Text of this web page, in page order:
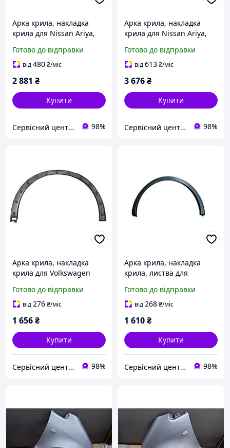
Арка крила, накладка
крила для Nissan Ariya,
5MR5A
Готово до відправки
від480₴/міс
2 881 ₴
Купити
Сервісний центр Екран 98%
Арка крила, накладка
крила для Nissan Ariya,
Готово до відправки
від613₴/міс
3 676₴
Купити
Сервісний центр Екран 98%
Арка крила, накладка
крила для Volkswagen
817-9B9
Готово до відправки
від276₴/міс
1 656₴
Купити
Сервісний центр Екран 98%
Арка крила, накладка
крила, листва для
права, 11A-853-718-F-9B9
Готово до відправки
від268₴/міс
1 610₴
Купити
Сервісний центр Екран 98%